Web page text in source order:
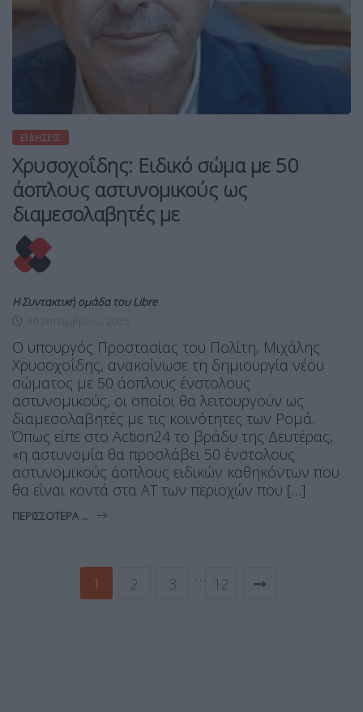
ΕΙΔΉΣΕΙΣ
Χρυσοχοΐδης: Ειδικό σώμα με 50
άοπλους αστυνομικούς ως
διαμεσολαβητές με
Η Συντακτική ομάδα του Libre
Ο υπουργός Προστασίας του Πολίτη, Μιχάλης
Χρυσοχοΐδης, ανακοίνωσε τη δημιουργία νέου
σώματος με 50 άοπλους ένστολους
αστυνομικούς, οι οποίοι θα λειτουργούν ως
διαμεσολαβητές με τις κοινότητες των Ρομά.
Όπως είπε στο Action24 το βράδυ της Δευτέρας,
«η αστυνομία θα προσλάβει 50 ένστολους
αστυνομικούς άοπλους ειδικών καθηκόντων που
θα είναι κοντά στα ΑΤ των περιοχών που […]
ΠΕΡΙΣΣΌΤΕΡΑ ...
1 2 3 … 12